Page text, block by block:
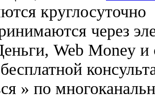
круглосуточно
через
Web Money и
» по